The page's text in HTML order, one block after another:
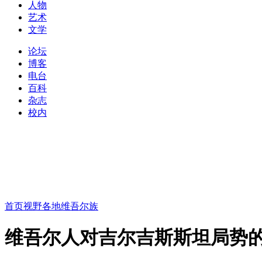
人物
艺术
文学
论坛
博客
电台
百科
杂志
校内
首页视野各地维吾尔族
维吾尔人对吉尔吉斯斯坦局势